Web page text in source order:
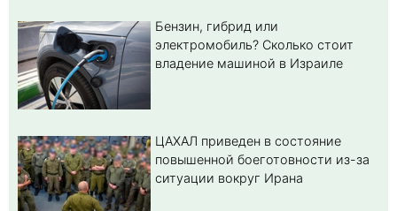
Бензин, гибрид или
электромобиль? Cколько стоит
владение машиной в Израиле
ЦАХАЛ приведен в состояние
повышенной боеготовности из-за
ситуации вокруг Ирана